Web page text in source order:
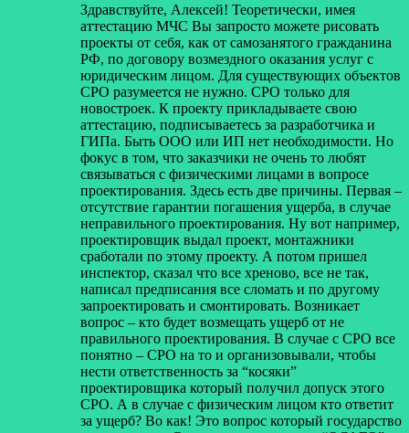
Здравствуйте, Алексей! Теоретически, имея
аттестацию МЧС Вы запросто можете рисовать
проекты от себя, как от самозанятого гражданина
РФ, по договору возмездного оказания услуг с
юридическим лицом. Для существующих объектов
СРО разумеется не нужно. СРО только для
новостроек. К проекту прикладываете свою
аттестацию, подписываетесь за разработчика и
ГИПа. Быть ООО или ИП нет необходимости. Но
фокус в том, что заказчики не очень то любят
связываться с физическими лицами в вопросе
проектирования. Здесь есть две причины. Первая –
отсутствие гарантии погашения ущерба, в случае
неправильного проектирования. Ну вот например,
проектировщик выдал проект, монтажники
сработали по этому проекту. А потом пришел
инспектор, сказал что все хреново, все не так,
написал предписания все сломать и по другому
запроектировать и смонтировать. Возникает
вопрос – кто будет возмещать ущерб от не
правильного проектирования. В случае с СРО все
понятно – СРО на то и организовывали, чтобы
нести ответственность за “косяки”
проектировщика который получил допуск этого
СРО. А в случае с физическим лицом кто ответит
за ущерб? Во как! Это вопрос который государство